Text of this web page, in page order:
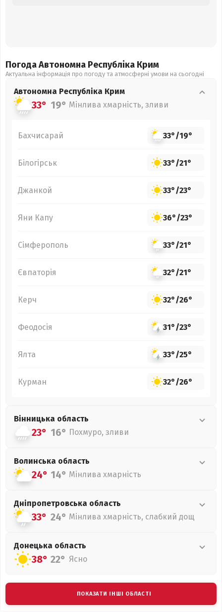
Погода Автономна Республіка Крим
Актуальна інформація про погоду та атмосферні умови на сьогодні
Автономна Республіка Крим
33° 19° Мінлива хмарність, зливи
Бахчисарай 33°/19°
Білогірськ 33°/21°
Джанкой 33°/23°
Яни Капу 36°/23°
Сімферополь 33°/21°
Євпаторія 32°/21°
Керч 32°/26°
Феодосія 31°/23°
Ялта 33°/25°
Курман 32°/26°
Вінницька область
23° 16° Похмуро, зливи
Волинська область
24° 14° Мінлива хмарність
Дніпропетровська область
33° 24° Мінлива хмарність, слабкий дощ
Донецька область
38° 22° Ясно
ПОКАЗАТИ ІНШІ ОБЛАСТІ